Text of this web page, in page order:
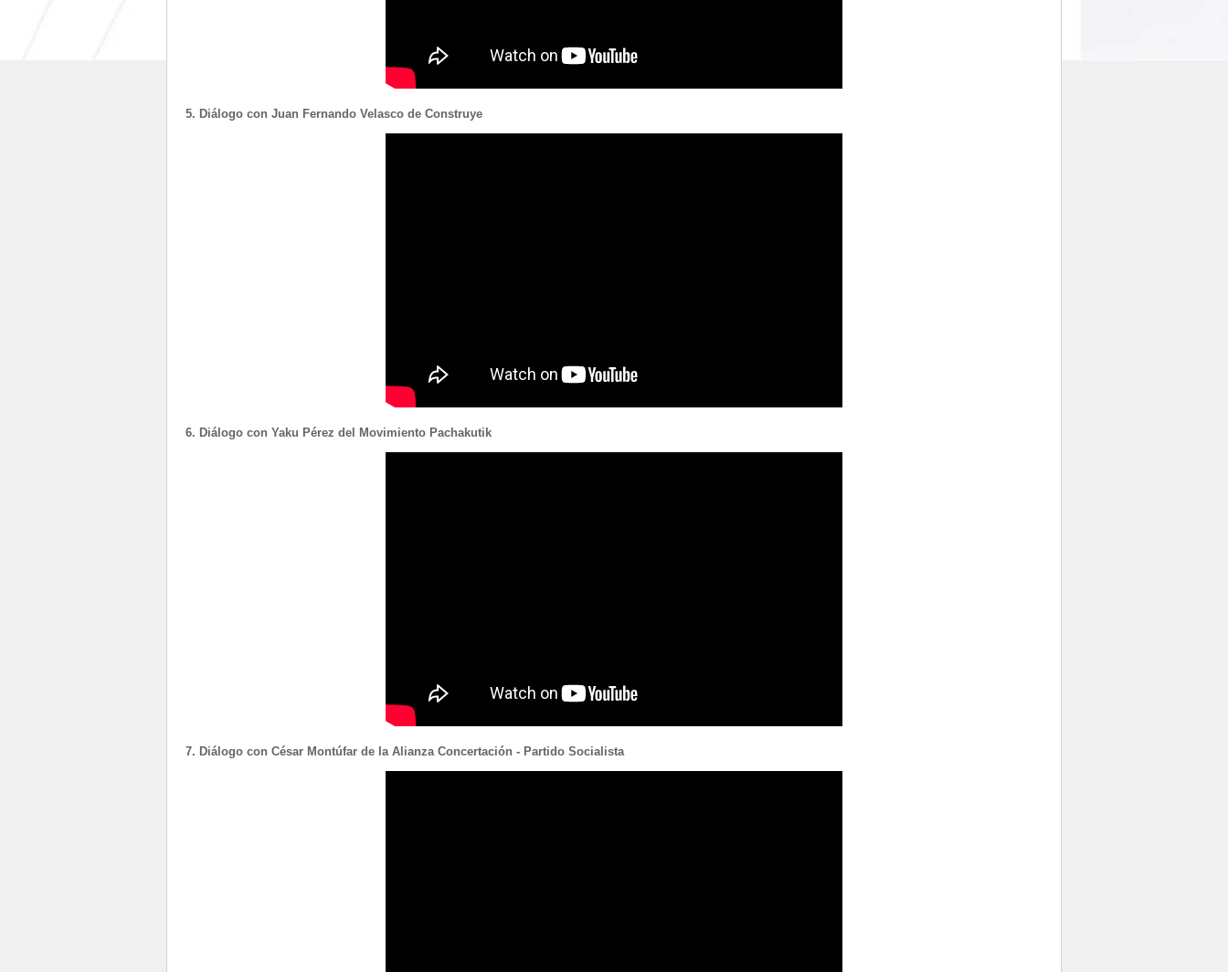
5. Diálogo con Juan Fernando Velasco de Construye
6. Diálogo con Yaku Pérez del Movimiento Pachakutik
7. Diálogo con César Montúfar de la Alianza Concertación - Partido Socialista